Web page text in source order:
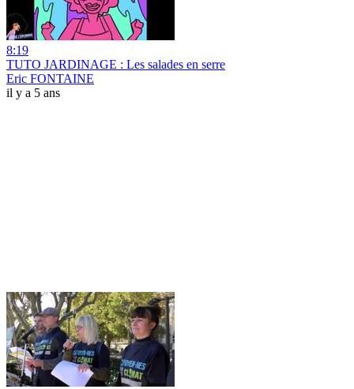
8:19
TUTO JARDINAGE : Les salades en serre
Eric FONTAINE
il y a 5 ans